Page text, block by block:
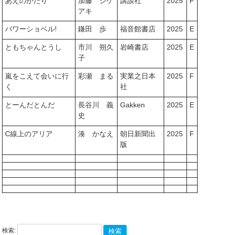
アキ
パワーショベル! 鎌田 歩 福音館書店 2025 E
ともちゃんとうし
市川 朔久
子
岩崎書店 2025 E
嵐をこえて会いに行
く
彩瀬 まる
実業之日本
社
2025 F
とーんだとんだ
長谷川 義
史
Gakken 2025 E
C線上のアリア 湊 かなえ
朝日新聞出
版
2025 F
検索: